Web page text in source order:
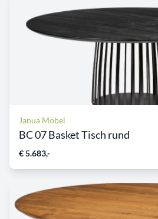
Janua Möbel
BC 07 Basket Tisch rund
€ 5.683,-